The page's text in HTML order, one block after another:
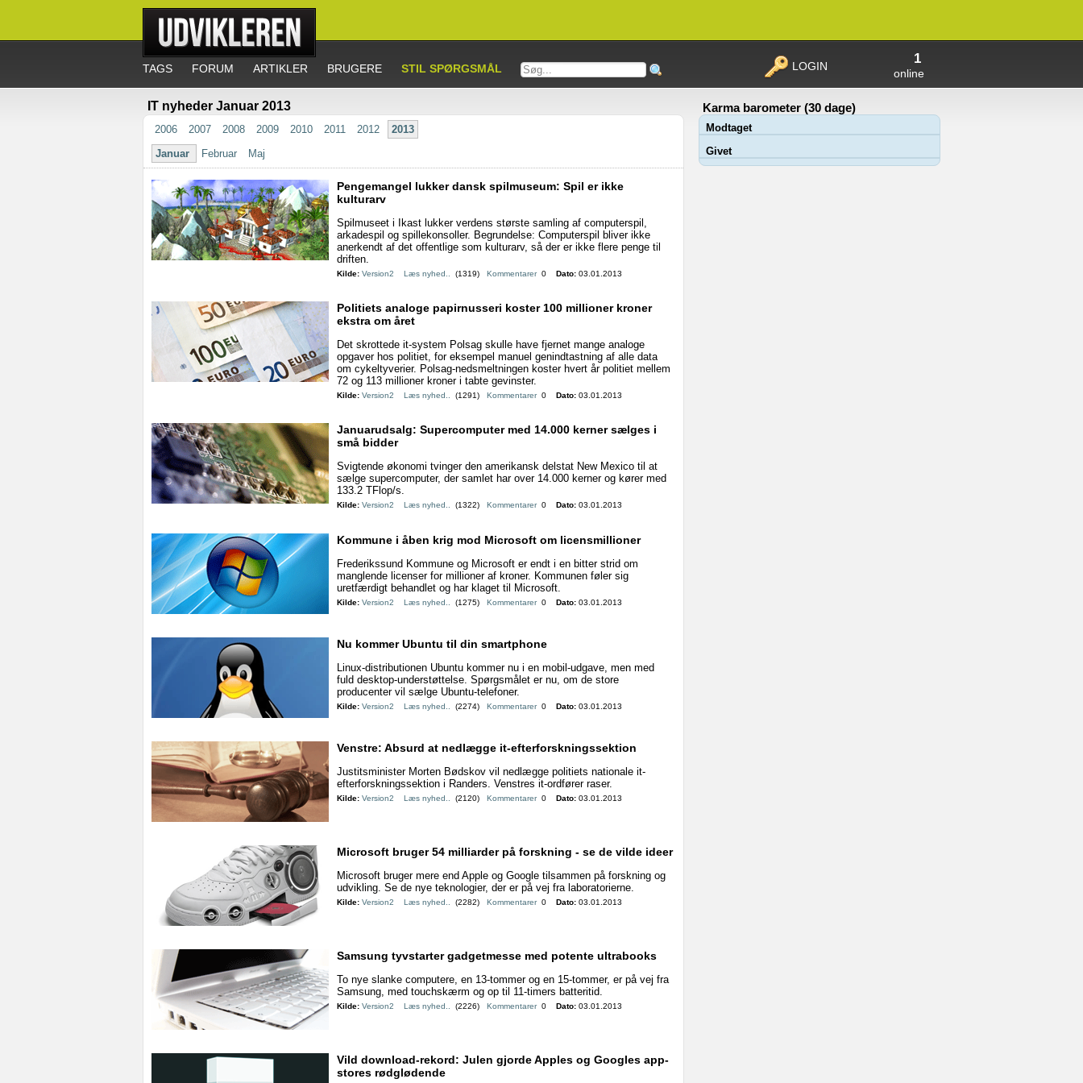
TAGS FORUM ARTIKLER BRUGERE STIL SPØRGSMÅL
1
online
LOGIN
IT nyheder Januar 2013
2006 2007 2008 2009 2010 2011 2012
2013
Januar
Februar Maj
Pengemangel lukker dansk spilmuseum: Spil er ikke
kulturarv
Spilmuseet i Ikast lukker verdens største samling af computerspil,
arkadespil og spillekonsoller. Begrundelse: Computerspil bliver ikke
anerkendt af det offentlige som kulturarv, så der er ikke flere penge til
driften.
Kilde: Version2 Læs nyhed.. (1319) Kommentarer 0 Dato: 03.01.2013
Politiets analoge papirnusseri koster 100 millioner kroner
ekstra om året
Det skrottede it-system Polsag skulle have fjernet mange analoge
opgaver hos politiet, for eksempel manuel genindtastning af alle data
om cykeltyverier. Polsag-nedsmeltningen koster hvert år politiet mellem
72 og 113 millioner kroner i tabte gevinster.
Kilde: Version2 Læs nyhed.. (1291) Kommentarer 0 Dato: 03.01.2013
Januarudsalg: Supercomputer med 14.000 kerner sælges i
små bidder
Svigtende økonomi tvinger den amerikansk delstat New Mexico til at
sælge supercomputer, der samlet har over 14.000 kerner og kører med
133.2 TFlop/s.
Kilde: Version2 Læs nyhed.. (1322) Kommentarer 0 Dato: 03.01.2013
Kommune i åben krig mod Microsoft om licensmillioner
Frederikssund Kommune og Microsoft er endt i en bitter strid om
manglende licenser for millioner af kroner. Kommunen føler sig
uretfærdigt behandlet og har klaget til Microsoft.
Kilde: Version2 Læs nyhed.. (1275) Kommentarer 0 Dato: 03.01.2013
Nu kommer Ubuntu til din smartphone
Linux-distributionen Ubuntu kommer nu i en mobil-udgave, men med
fuld desktop-understøttelse. Spørgsmålet er nu, om de store
producenter vil sælge Ubuntu-telefoner.
Kilde: Version2 Læs nyhed.. (2274) Kommentarer 0 Dato: 03.01.2013
Venstre: Absurd at nedlægge it-efterforskningssektion
Justitsminister Morten Bødskov vil nedlægge politiets nationale it-
efterforskningssektion i Randers. Venstres it-ordfører raser.
Kilde: Version2 Læs nyhed.. (2120) Kommentarer 0 Dato: 03.01.2013
Microsoft bruger 54 milliarder på forskning - se de vilde ideer
Microsoft bruger mere end Apple og Google tilsammen på forskning og
udvikling. Se de nye teknologier, der er på vej fra laboratorierne.
Kilde: Version2 Læs nyhed.. (2282) Kommentarer 0 Dato: 03.01.2013
Samsung tyvstarter gadgetmesse med potente ultrabooks
To nye slanke computere, en 13-tommer og en 15-tommer, er på vej fra
Samsung, med touchskærm og op til 11-timers batteritid.
Kilde: Version2 Læs nyhed.. (2226) Kommentarer 0 Dato: 03.01.2013
Vild download-rekord: Julen gjorde Apples og Googles app-
stores rødglødende
Karma barometer (30 dage)
Modtaget
Givet